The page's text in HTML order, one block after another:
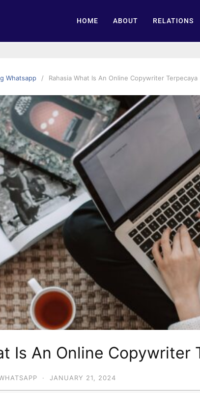
HOME ABOUT RELATIONS
Whatsapp Rahasia What Is An Online Copywriter Terpecaya
Is An Online Copywriter
· JANUARY 21, 2024